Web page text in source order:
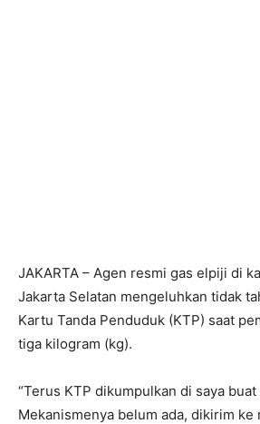
JAKARTA – Agen resmi gas elpiji di
Jakarta Selatan mengeluhkan tidak
Kartu Tanda Penduduk (KTP) saat
tiga kilogram (kg).
“Terus KTP dikumpulkan di saya buat
Mekanismenya belum ada, dikirim ke